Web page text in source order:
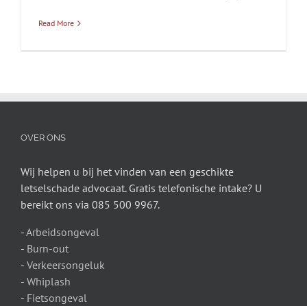
Read More
OVER ONS
Wij helpen u bij het vinden van een geschikte
letselschade advocaat. Gratis telefonische intake? U
bereikt ons via 085 500 9967.
-Arbeidsongeval
- Burn-out
- Verkeersongeluk
- Whiplash
- Fietsongeval